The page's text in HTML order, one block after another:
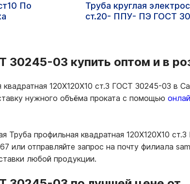
По
Труба круглая
ст.20- ППУ- ПЭ ГОСТ
30245-03 купить оптом и в
квадратная 120Х120Х10 ст.3 ГОСТ 30245-03 в
нужного объёма проката с помощью
Труба профильная квадратная 120Х120Х10
отправляйте запрос на почту филиала
любой продукции.